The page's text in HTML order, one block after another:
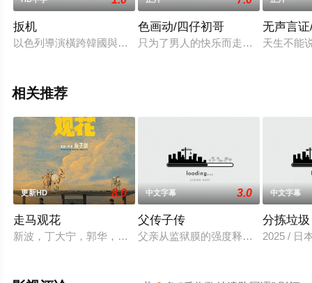
扳机
以色列導演橫跨韓國與台灣拍攝。神秘熟男回到韓國的家鄉，
色画动/四仔初哥
只为了男人的快乐而走的路？本片
无声言
天生不能
相关推荐
更新HD 8.0
走马观花
新波，丁大宁，郭华，程一木他们毕业于同一所大学。他们和
中文字幕 3.0
父传子传
父亲从监狱膜的强度释放，并在六年
中文字幕
分拣垃
2025 / 日